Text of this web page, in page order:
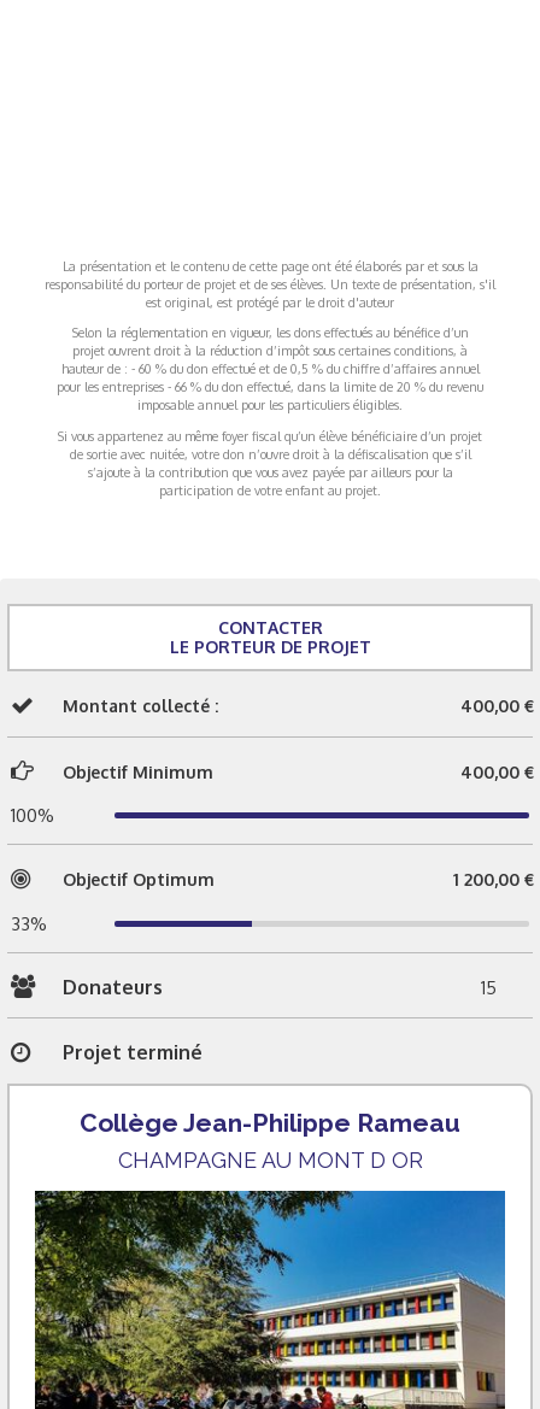
La présentation et le contenu de cette page ont été élaborés par et sous la
responsabilité du porteur de projet et de ses élèves. Un texte de présentation, s'il
est original, est protégé par le droit d'auteur
Selon la réglementation en vigueur, les dons effectués au bénéfice d’un
projet ouvrent droit à la réduction d’impôt sous certaines conditions, à
hauteur de : - 60 % du don effectué et de 0,5 % du chiffre d’affaires annuel
pour les entreprises - 66 % du don effectué, dans la limite de 20 % du revenu
imposable annuel pour les particuliers éligibles.
Si vous appartenez au même foyer fiscal qu’un élève bénéficiaire d’un projet
de sortie avec nuitée, votre don n’ouvre droit à la défiscalisation que s’il
s’ajoute à la contribution que vous avez payée par ailleurs pour la
participation de votre enfant au projet.
CONTACTER
LE PORTEUR DE PROJET
Montant collecté : 400,00 €
Objectif Minimum 400,00 €
100%
Objectif Optimum 1 200,00 €
33%
Donateurs 15
Projet terminé
Collège Jean-Philippe Rameau
CHAMPAGNE AU MONT D OR